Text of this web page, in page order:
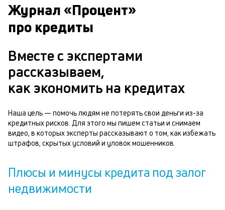
Журнал «Процент»
про кредиты
Вместе с экспертами
рассказываем,
как экономить на кредитах
Наша цель — помочь людям не потерять свои деньги из-за
кредитных рисков. Для этого мы пишем статьи и снимаем
видео, в которых эксперты рассказывают о том, как избежать
штрафов, скрытых условий и уловок мошенников.
Плюсы и минусы кредита под залог
недвижимости